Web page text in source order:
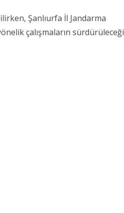
Şanlıurfa İl Jandarma
çalışmaların sürdürüleceği